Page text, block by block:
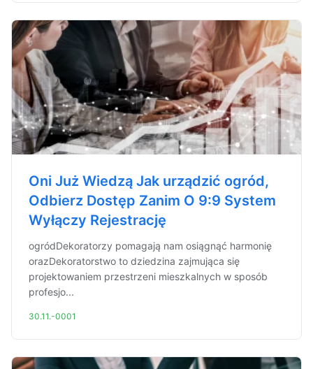
Oni Już Wiedzą Jak urządzić ogród,
Odbierz Dostęp Zanim O 9:9 System
Wyłączy Rejestrację
ogródDekoratorzy pomagają nam osiągnąć harmonię
orazDekoratorstwo to dziedzina zajmująca się
projektowaniem przestrzeni mieszkalnych w sposób
profesjo...
30.11.-0001